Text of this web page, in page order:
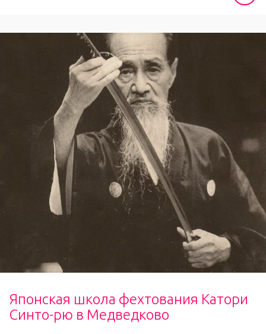
Японская школа фехтования Катори
Синто-рю в Медведково